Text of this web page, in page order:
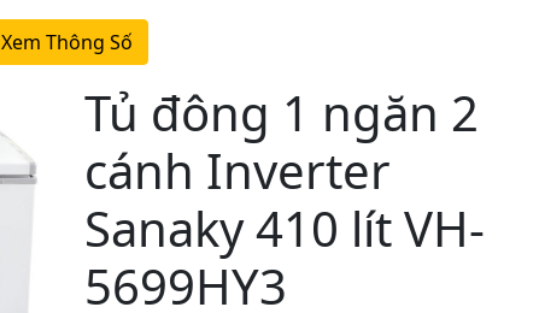
Xem Thông Số
Tủ đông 1 ngăn 2
cánh Inverter
Sanaky 410 lít VH-
5699HY3